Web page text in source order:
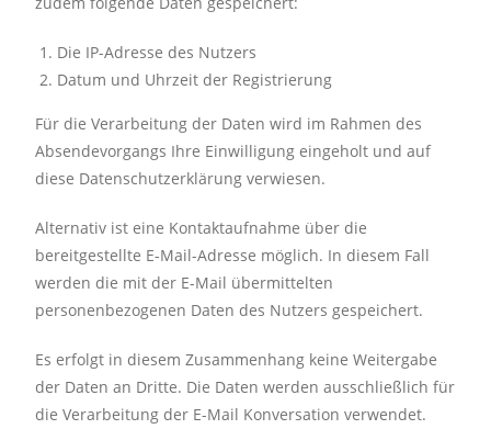
Die IP-Adresse des Nutzers
Datum und Uhrzeit der Registrierung
Für die Verarbeitung der Daten wird im Rahmen des
Absendevorgangs Ihre Einwilligung eingeholt und auf
diese Datenschutzerklärung verwiesen.
Alternativ ist eine Kontaktaufnahme über die
bereitgestellte E-Mail-Adresse möglich. In diesem Fall
werden die mit der E-Mail übermittelten
personenbezogenen Daten des Nutzers gespeichert.
Es erfolgt in diesem Zusammenhang keine Weitergabe
der Daten an Dritte. Die Daten werden ausschließlich für
die Verarbeitung der E-Mail Konversation verwendet.